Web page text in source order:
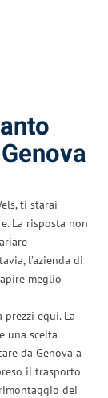
ti starai
La risposta non
l’azienda di
meglio
equi. La
una scelta
da Genova a
il trasporto
dei